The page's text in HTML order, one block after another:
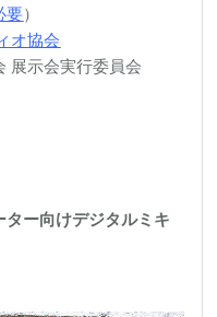
要）
オ協会
展示会実行委員会
ー向けデジタルミキ